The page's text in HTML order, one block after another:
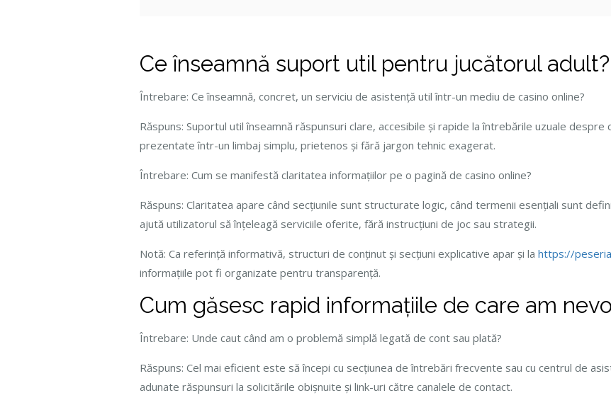
Ce înseamnă suport util pentru jucătorul adult?
Întrebare: Ce înseamnă, concret, un serviciu de asistență util într-un mediu de casino online?
Răspuns: Suportul util înseamnă răspunsuri clare, accesibile și rapide la întrebările uzuale
prezentate într-un limbaj simplu, prietenos și fără jargon tehnic exagerat.
Întrebare: Cum se manifestă claritatea informațiilor pe o pagină de casino online?
Răspuns: Claritatea apare când secțiunile sunt structurate logic, când termenii esențiali sunt
ajută utilizatorul să înțeleagă serviciile oferite, fără instrucțiuni de joc sau strategii.
Notă: Ca referință informativă, structuri de conținut și secțiuni explicative apar și la https://
informațiile pot fi organizate pentru transparență.
Cum găsesc rapid informațiile de care am
Întrebare: Unde caut când am o problemă simplă legată de cont sau plată?
Răspuns: Cel mai eficient este să începi cu secțiunea de întrebări frecvente sau cu centrul de
adunate răspunsuri la solicitările obișnuite și link-uri către canalele de contact.